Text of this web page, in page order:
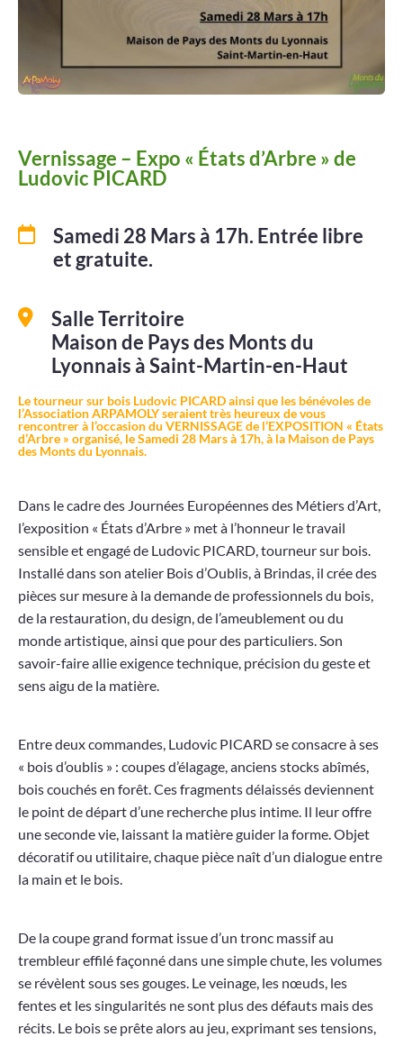
Vernissage – Expo « États d’Arbre » de
Ludovic PICARD
Samedi 28 Mars à 17h. Entrée libre
et gratuite.
Salle Territoire
Maison de Pays des Monts du
Lyonnais à Saint-Martin-en-Haut
Le tourneur sur bois Ludovic PICARD ainsi que les bénévoles de
l’Association ARPAMOLY seraient très heureux de vous
rencontrer à l’occasion du VERNISSAGE de l’EXPOSITION « États
d’Arbre » organisé, le Samedi 28 Mars à 17h, à la Maison de Pays
des Monts du Lyonnais.
Dans le cadre des Journées Européennes des Métiers d’Art,
l’exposition « États d’Arbre » met à l’honneur le travail
sensible et engagé de Ludovic PICARD, tourneur sur bois.
Installé dans son atelier Bois d’Oublis, à Brindas, il crée des
pièces sur mesure à la demande de professionnels du bois,
de la restauration, du design, de l’ameublement ou du
monde artistique, ainsi que pour des particuliers. Son
savoir-faire allie exigence technique, précision du geste et
sens aigu de la matière.
Entre deux commandes, Ludovic PICARD se consacre à ses
« bois d’oublis » : coupes d’élagage, anciens stocks abîmés,
bois couchés en forêt. Ces fragments délaissés deviennent
le point de départ d’une recherche plus intime. Il leur offre
une seconde vie, laissant la matière guider la forme. Objet
décoratif ou utilitaire, chaque pièce naît d’un dialogue entre
la main et le bois.
De la coupe grand format issue d’un tronc massif au
trembleur effilé façonné dans une simple chute, les volumes
se révèlent sous ses gouges. Le veinage, les nœuds, les
fentes et les singularités ne sont plus des défauts mais des
récits. Le bois se prête alors au jeu, exprimant ses tensions,
Agenda
Newsletter
Projets
Contact